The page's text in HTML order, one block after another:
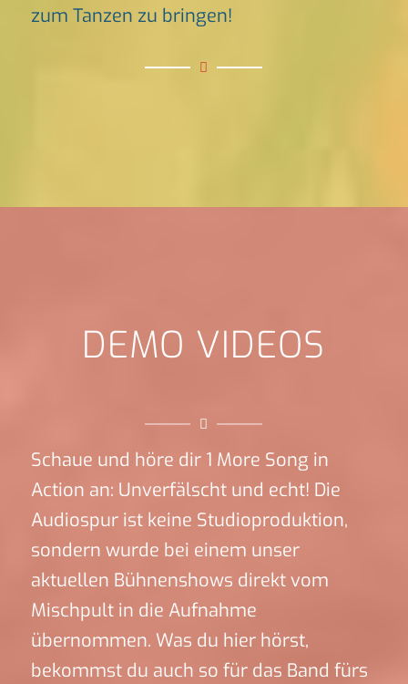
zum Tanzen zu bringen!
DEMO VIDEOS
Schaue und höre dir 1 More Song in
Action an: Unverfälscht und echt! Die
Audiospur ist keine Studioproduktion,
sondern wurde bei einem unser
aktuellen Bühnenshows direkt vom
Mischpult in die Aufnahme
übernommen. Was du hier hörst,
bekommst du auch so für das Band fürs